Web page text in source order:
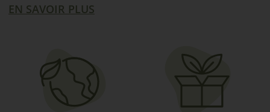
EN SAVOIR PLUS